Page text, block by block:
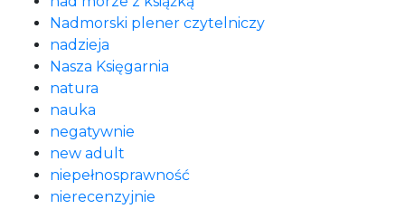
Nadmorski plener czytelniczy
nadzieja
Nasza Księgarnia
natura
nauka
negatywnie
new adult
niepełnosprawność
nierecenzyjnie